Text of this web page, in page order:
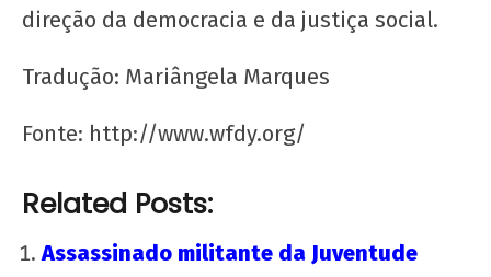
socialismo!
22 de
direção da democracia e da justiça social.
Tradução: Mariângela Marques
Fonte: http://www.wfdy.org/
Related Posts:
Assassinado militante da Juventude